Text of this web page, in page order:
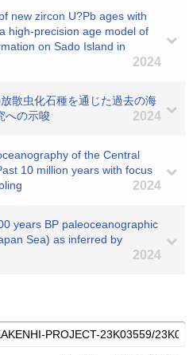
new zircon U?Pb ages with
high-precision age model of
on Sado Island in
2024
散虫化石種を通じた過去の海
への示唆
2024
of the Central
10 million years with focus
2024
years BP paleoceanographic
Sea) as inferred by
2024